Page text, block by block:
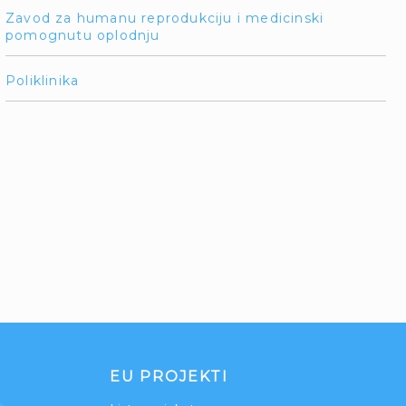
Zavod za humanu reprodukciju i medicinski
pomognutu oplodnju
Poliklinika
EU PROJEKTI